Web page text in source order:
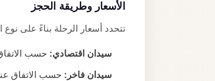
الأسعار وطريقة الحجز
تتحدد أسعار الرحلة بناءً على نوع
سيدان اقتصادي: حسب
سيدان فاخر: حسب الاتفاق